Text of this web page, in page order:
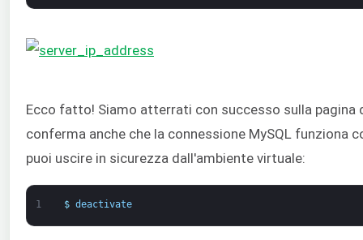
Ecco fatto! Siamo atterrati con successo sulla pagina
conferma anche che la connessione MySQL funziona
puoi uscire in sicurezza dall'ambiente virtuale:
1 $ deactivate